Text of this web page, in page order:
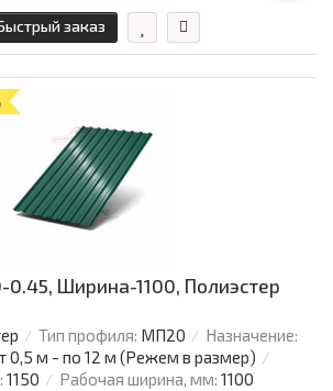
заказ
Ширина-1100, Полиэстер
Тип профиля: МП20
Назначение:
0,5 м - по 12 м (Режем в размер)
1150 Рабочая ширина, мм: 1100